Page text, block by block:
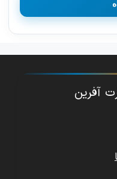
آفرین